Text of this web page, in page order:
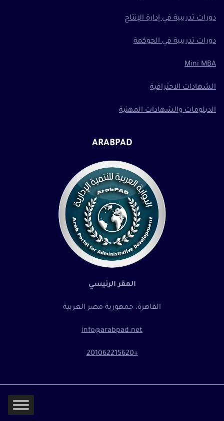
دورات تدريبية في إدارة الإنتاج
دورات تدريبية في الحوكمة
Mini MBA
الشهادات الاحترافية
الدبلومات والشهادات المهنية
ARABPAD
المقر الرئيسي
القاهرة، جمهورية مصر العربية
info@arabpad.net
+201062215620